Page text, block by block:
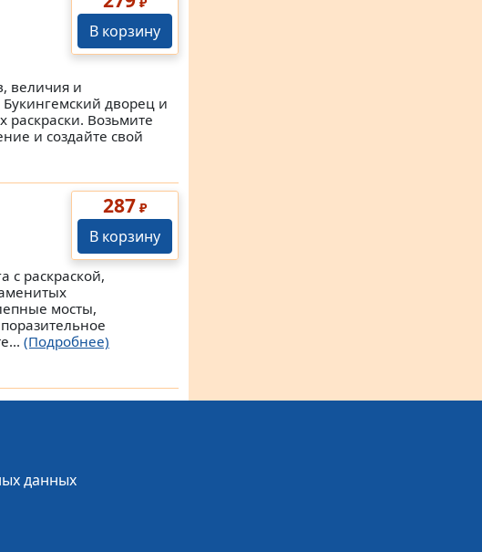
В корзину
величия и
дворец и
раскраски. Возьмите
и создайте свой
287 ₽
В корзину
с раскраской,
мосты,
(Подробнее)
данных